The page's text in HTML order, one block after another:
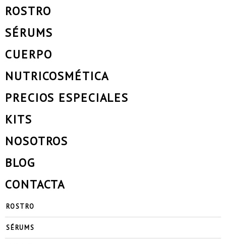
ROSTRO
SÉRUMS
CUERPO
NUTRICOSMÉTICA
PRECIOS ESPECIALES
KITS
NOSOTROS
BLOG
CONTACTA
ROSTRO
SÉRUMS